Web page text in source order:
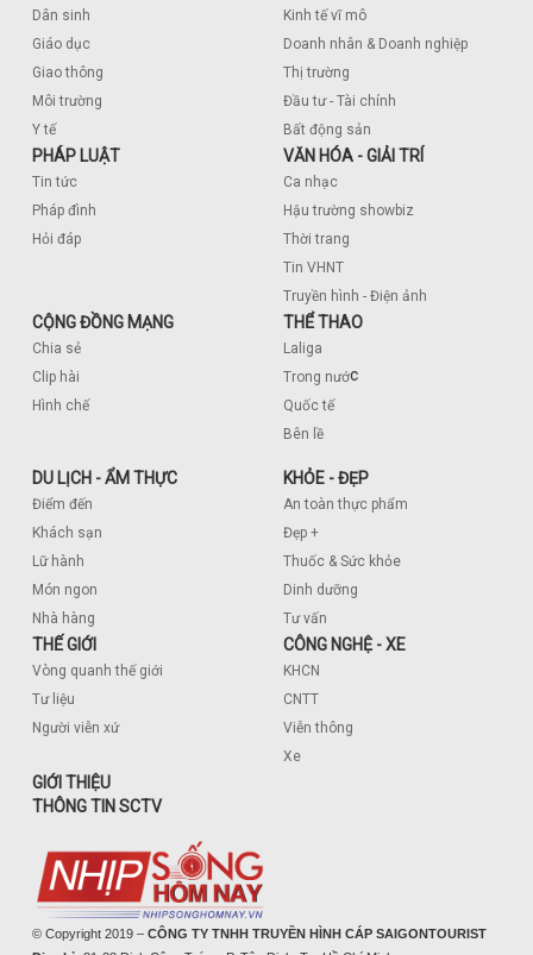
Dân sinh
Giáo dục
Giao thông
Môi trường
Y tế
Kinh tế vĩ mô
Doanh nhân & Doanh nghiệp
Thị trường
Đầu tư - Tài chính
Bất động sản
PHÁP LUẬT
Tin tức
Pháp đình
Hỏi đáp
VĂN HÓA - GIẢI TRÍ
Ca nhạc
Hậu trường showbiz
Thời trang
Tin VHNT
Truyền hình - Điện ảnh
CỘNG ĐỒNG MẠNG
Chia sẻ
Clip hài
Hình chế
THỂ THAO
Laliga
Trong nước
Quốc tế
Bên lề
DU LỊCH - ẨM THỰC
Điểm đến
Khách sạn
Lữ hành
Món ngon
Nhà hàng
KHỎE - ĐẸP
An toàn thực phẩm
Đẹp +
Thuốc & Sức khỏe
Dinh dưỡng
Tư vấn
THẾ GIỚI
Vòng quanh thế giới
Tư liệu
Người viễn xứ
CÔNG NGHỆ - XE
KHCN
CNTT
Viễn thông
Xe
GIỚI THIỆU
THÔNG TIN SCTV
© Copyright 2019 – CÔNG TY TNHH TRUYỀN HÌNH CÁP SAIGONTOURIST